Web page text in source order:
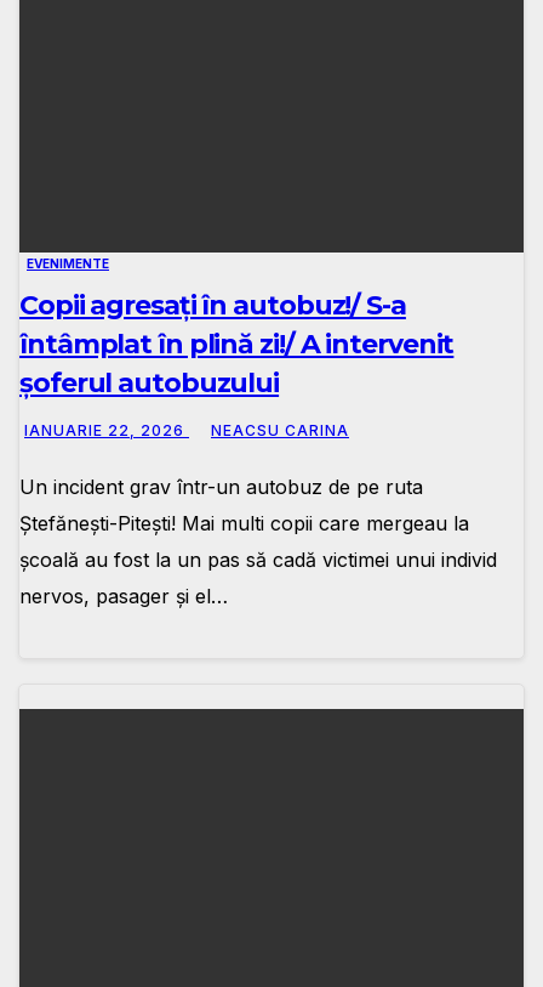
EVENIMENTE
Copii agresați în autobuz!/ S-a
întâmplat în plină zi!/ A intervenit
șoferul autobuzului
IANUARIE 22, 2026 NEACSU CARINA
Un incident grav într-un autobuz de pe ruta
Ștefănești-Pitești! Mai multi copii care mergeau la
școală au fost la un pas să cadă victimei unui individ
nervos, pasager și el…